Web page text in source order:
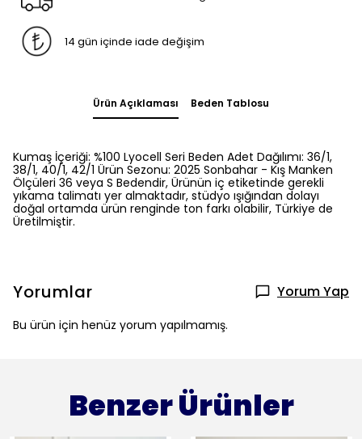
14 gün içinde iade değişim
Ürün Açıklaması Beden Tablosu
Kumaş İçeriği: %100 Lyocell Seri Beden Adet Dağılımı: 36/1,
38/1, 40/1, 42/1 Ürün Sezonu: 2025 Sonbahar - Kış Manken
Ölçüleri 36 veya S Bedendir, Ürünün iç etiketinde gerekli
yıkama talimatı yer almaktadır, stüdyo ışığından dolayı
doğal ortamda ürün renginde ton farkı olabilir, Türkiye de
Üretilmiştir.
Yorumlar Yorum Yap
Bu ürün için henüz yorum yapılmamış.
Benzer Ürünler